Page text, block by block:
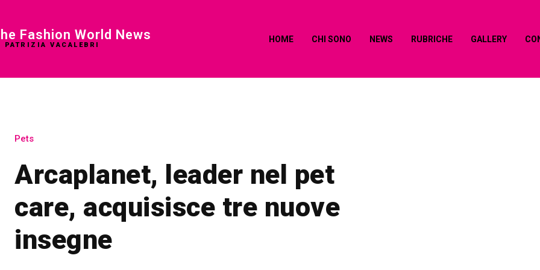
Fashion World News
PATRIZIA VACALEBRI
HOME CHI SONO NEWS RUBRICHE GALLERY
Pets
Arcaplanet, leader nel pet
care, acquisisce tre nuove
insegne